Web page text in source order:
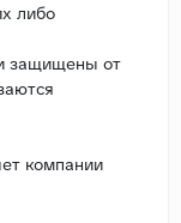
либо
защищены от
компании